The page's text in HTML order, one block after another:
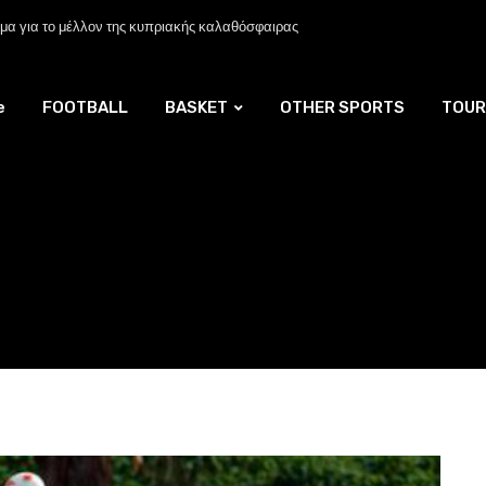
το μέλλον της κυπριακής καλαθόσφαιρας
FOOTBALL BASKET OTHER SPORTS